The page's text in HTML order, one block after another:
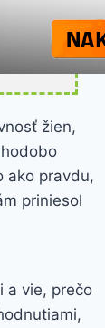
žien,
ako pravdu,
priniesol
a vie, prečo